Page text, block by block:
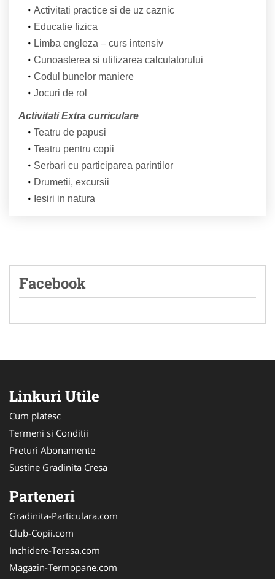
Activitati practice si de uz caznic
Educatie fizica
Limba engleza – curs intensiv
Cunoasterea si utilizarea calculatorului
Codul bunelor maniere
Jocuri de rol
Activitati Extra curriculare
Teatru de papusi
Teatru pentru copii
Serbari cu participarea parintilor
Drumetii, excursii
Iesiri in natura
Facebook
Linkuri Utile
Cum platesc
Termeni si Conditii
Preturi Abonamente
Sustine Gradinita Cresa
Parteneri
Gradinita-Particulara.com
Club-Copii.com
Inchidere-Terasa.com
Magazin-Termopane.com